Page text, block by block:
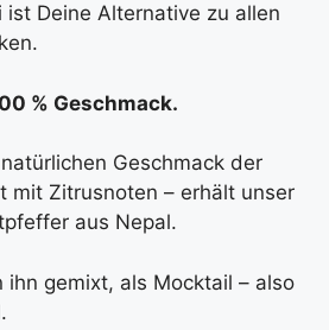
Deine Alternative zu allen
% Geschmack.
Geschmack der
mit Zitrusnoten – erhält unser
aus Nepal.
gemixt, als Mocktail – also